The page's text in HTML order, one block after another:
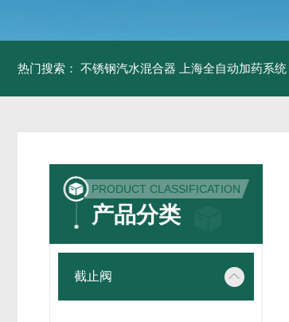
热门搜索： 不锈钢汽水混合器 上海全自动加药系统
PRODUCT CLASSIFICATION
产品分类
截止阀